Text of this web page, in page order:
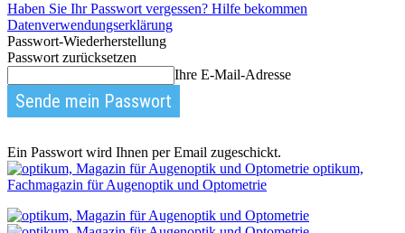
Haben Sie Ihr Passwort vergessen? Hilfe bekommen
Datenverwendungserklärung
Passwort-Wiederherstellung
Passwort zurücksetzen
Ihre E-Mail-Adresse
Ein Passwort wird Ihnen per Email zugeschickt.
optikum,
Fachmagazin für Augenoptik und Optometrie